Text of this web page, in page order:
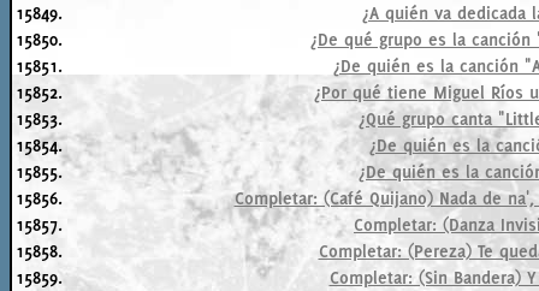
15849.
¿A quién va dedicada
15850.
¿De qué grupo es la canción
15851.
¿De quién es la canción
15852.
¿Por qué tiene Miguel Ríos
15853.
¿Qué grupo canta
15854.
¿De quién es la
15855.
¿De quién es la
15856.
Completar: (Café Quijano) Nada de
15857.
Completar: (Danza
15858.
Completar: (Pereza) Te
15859.
Completar: (Sin Bandera)